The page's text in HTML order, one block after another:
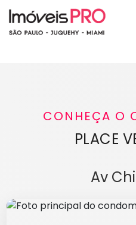
CONHEÇA O
PLACE
Av